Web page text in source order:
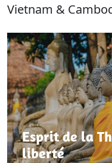
Vietnam &
Esprit de la
liberté